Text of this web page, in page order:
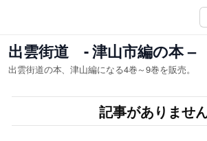
を
ス
キ
ッ
出雲街道 - 津山市編の本 –
出雲街道の本、津山編になる4巻～9巻を販売。
記事がありませ